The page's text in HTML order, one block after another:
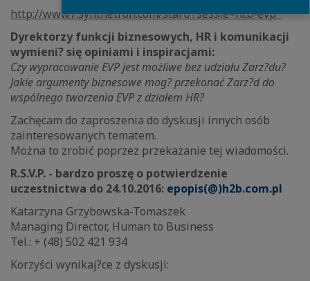
http://www7.synthetron.com/start/?sessie=htb-evp
Dyrektorzy funkcji biznesowych, HR i komunikacji
wymieni? się opiniami i inspiracjami:
Czy wypracowanie EVP jest możliwe bez udziału Zarz?du?
Jakie argumenty biznesowe mog? przekonać Zarz?d do
wspólnego tworzenia EVP z działem HR?
Zachęcam do zaproszenia do dyskusji innych osób
zainteresowanych tematem.
Można to zrobić poprzez przekazanie tej wiadomości.
R.S.V.P. - bardzo proszę o potwierdzenie
uczestnictwa do 24.10.2016: epopis(@)h2b.com.pl
Katarzyna Grzybowska-Tomaszek
Managing Director, Human to Business
Tel.: + (48) 502 421 934
Korzyści wynikaj?ce z dyskusji: